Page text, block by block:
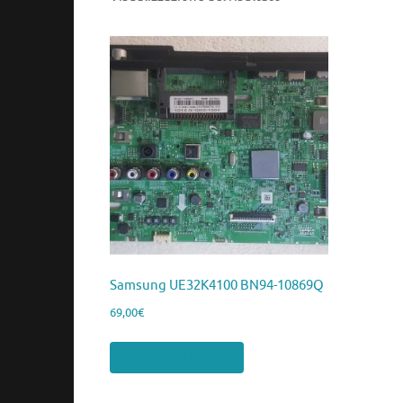
Samsung UE32K4100 BN94-10869Q
69,00€